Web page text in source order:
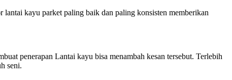
kayu parket paling baik dan paling konsisten memberikan
penerapan Lantai kayu bisa menambah kesan tersebut. Terlebih
seni.